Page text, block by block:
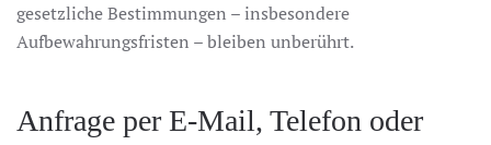
gesetzliche Bestimmungen – insbesondere
Aufbewahrungsfristen – bleiben unberührt.
Anfrage per E-Mail, Telefon oder